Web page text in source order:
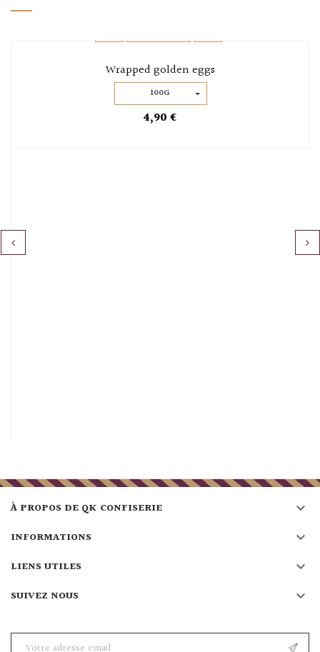
Wrapped golden eggs
100G
4,90 €
À PROPOS DE QK CONFISERIE 
INFORMATIONS 
LIENS UTILES 
SUIVEZ NOUS 